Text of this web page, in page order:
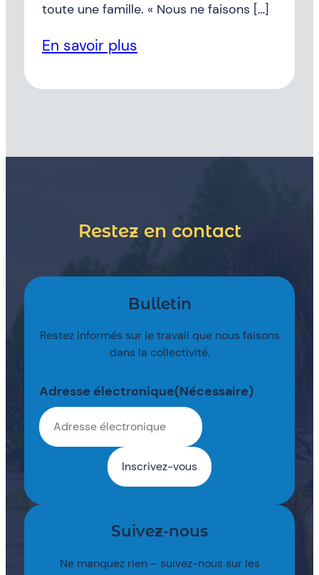
toute une famille. « Nous ne faisons […]
En savoir plus
Restez en contact
Bulletin
Restez informés sur le travail que nous faisons
dans la collectivité.
Adresse électronique(Nécessaire)
Suivez-nous
Ne manquez rien – suivez-nous sur les